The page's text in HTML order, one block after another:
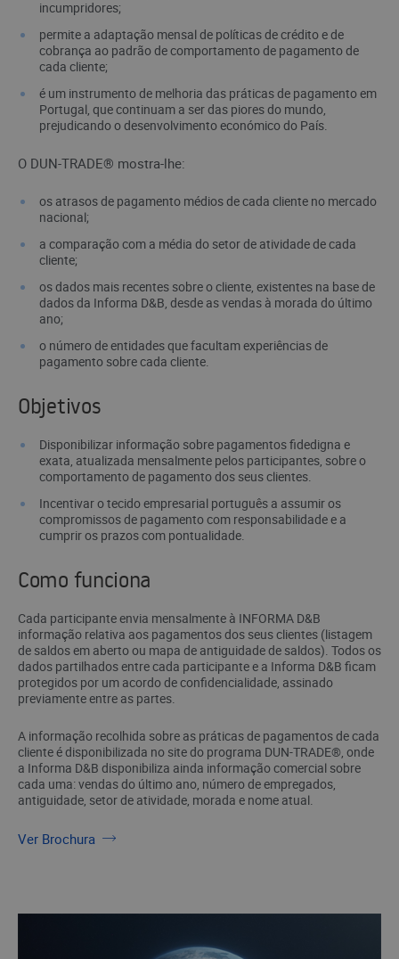
incumpridores;
permite a adaptação mensal de políticas de crédito e de
cobrança ao padrão de comportamento de pagamento de
cada cliente;
é um instrumento de melhoria das práticas de pagamento em
Portugal, que continuam a ser das piores do mundo,
prejudicando o desenvolvimento económico do País.
O DUN-TRADE® mostra-lhe:
os atrasos de pagamento médios de cada cliente no mercado
nacional;
a comparação com a média do setor de atividade de cada
cliente;
os dados mais recentes sobre o cliente, existentes na base de
dados da Informa D&B, desde as vendas à morada do último
ano;
o número de entidades que facultam experiências de
pagamento sobre cada cliente.
Objetivos
Disponibilizar informação sobre pagamentos fidedigna e
exata, atualizada mensalmente pelos participantes, sobre o
comportamento de pagamento dos seus clientes.
Incentivar o tecido empresarial português a assumir os
compromissos de pagamento com responsabilidade e a
cumprir os prazos com pontualidade.
Como funciona
Cada participante envia mensalmente à INFORMA D&B
informação relativa aos pagamentos dos seus clientes (listagem
de saldos em aberto ou mapa de antiguidade de saldos). Todos os
dados partilhados entre cada participante e a Informa D&B ficam
protegidos por um acordo de confidencialidade, assinado
previamente entre as partes.
A informação recolhida sobre as práticas de pagamentos de cada
cliente é disponibilizada no site do programa DUN-TRADE®, onde
a Informa D&B disponibiliza ainda informação comercial sobre
cada uma: vendas do último ano, número de empregados,
antiguidade, setor de atividade, morada e nome atual.
Ver Brochura